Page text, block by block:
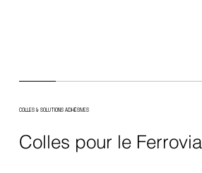
COLLES & SOLUTIONS ADHÉSIVES
Colles pour le